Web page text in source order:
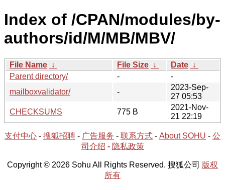
Index of /CPAN/modules/by-
authors/id/M/MB/MBV/
File Name ↓ File Size ↓ Date ↓
Parent directory/
-
-
mailboxvalidator/
-
2023-Sep-
27 05:53
CHECKSUMS
775 B
2021-Nov-
21 22:19
支付中心 - 搜狐招聘 - 广告服务 - 联系方式 - About SOHU - 公
司介绍 - 隐私政策
Copyright © 2026 Sohu All Rights Reserved. 搜狐公司 版权
所有